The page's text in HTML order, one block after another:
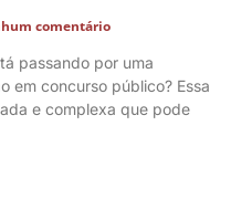
comentário
passando por uma
em concurso público? Essa
e complexa que pode